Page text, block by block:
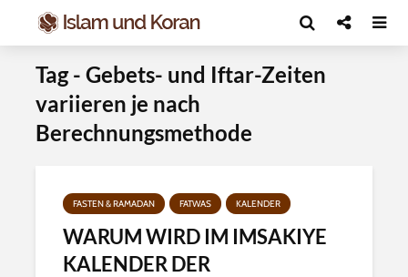
Tag - Gebets- und Iftar-Zeiten
variieren je nach
Berechnungsmethode
FASTEN & RAMADAN FATWAS KALENDER
WARUM WIRD IM IMSAKIYE
KALENDER DER